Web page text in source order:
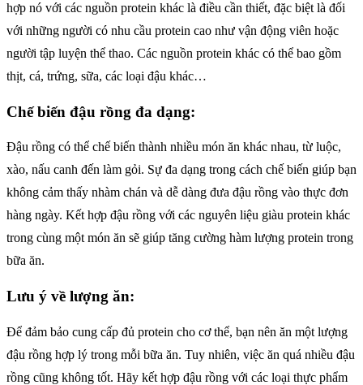
hợp nó với các nguồn protein khác là điều cần thiết, đặc biệt là đối
với những người có nhu cầu protein cao như vận động viên hoặc
người tập luyện thể thao. Các nguồn protein khác có thể bao gồm
thịt, cá, trứng, sữa, các loại đậu khác…
Chế biến đậu rồng đa dạng:
Đậu rồng có thể chế biến thành nhiều món ăn khác nhau, từ luộc,
xào, nấu canh đến làm gỏi. Sự đa dạng trong cách chế biến giúp bạn
không cảm thấy nhàm chán và dễ dàng đưa đậu rồng vào thực đơn
hàng ngày. Kết hợp đậu rồng với các nguyên liệu giàu protein khác
trong cùng một món ăn sẽ giúp tăng cường hàm lượng protein trong
bữa ăn.
Lưu ý về lượng ăn:
Để đảm bảo cung cấp đủ protein cho cơ thể, bạn nên ăn một lượng
đậu rồng hợp lý trong mỗi bữa ăn. Tuy nhiên, việc ăn quá nhiều đậu
rồng cũng không tốt. Hãy kết hợp đậu rồng với các loại thực phẩm